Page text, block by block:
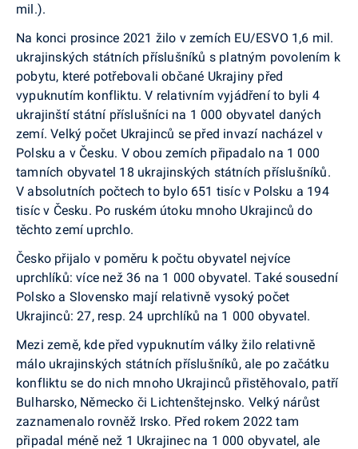
mil.).
Na konci prosince 2021 žilo v zemích EU/ESVO 1,6 mil.
ukrajinských státních příslušníků s platným povolením k
pobytu, které potřebovali občané Ukrajiny před
vypuknutím konfliktu. V relativním vyjádření to byli 4
ukrajinští státní příslušníci na 1 000 obyvatel daných
zemí. Velký počet Ukrajinců se před invazí nacházel v
Polsku a v Česku. V obou zemích připadalo na 1 000
tamních obyvatel 18 ukrajinských státních příslušníků.
V absolutních počtech to bylo 651 tisíc v Polsku a 194
tisíc v Česku. Po ruském útoku mnoho Ukrajinců do
těchto zemí uprchlo.
Česko přijalo v poměru k počtu obyvatel nejvíce
uprchlíků: více než 36 na 1 000 obyvatel. Také sousední
Polsko a Slovensko mají relativně vysoký počet
Ukrajinců: 27, resp. 24 uprchlíků na 1 000 obyvatel.
Mezi země, kde před vypuknutím války žilo relativně
málo ukrajinských státních příslušníků, ale po začátku
konfliktu se do nich mnoho Ukrajinců přistěhovalo, patří
Bulharsko, Německo či Lichtenštejnsko. Velký nárůst
zaznamenalo rovněž Irsko. Před rokem 2022 tam
připadal méně než 1 Ukrajinec na 1 000 obyvatel, ale